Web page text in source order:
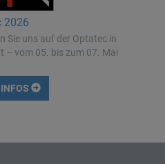
2026
Sie uns auf der Optatec in
– vom 05. bis zum 07. Mai